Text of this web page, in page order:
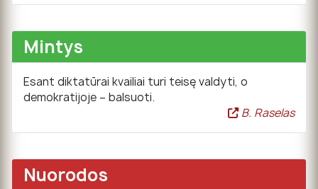
Mintys
Esant diktatūrai kvailiai turi teisę valdyti, o
demokratijoje – balsuoti.
B. Raselas
Nuorodos